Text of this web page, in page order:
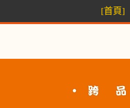
[首頁]